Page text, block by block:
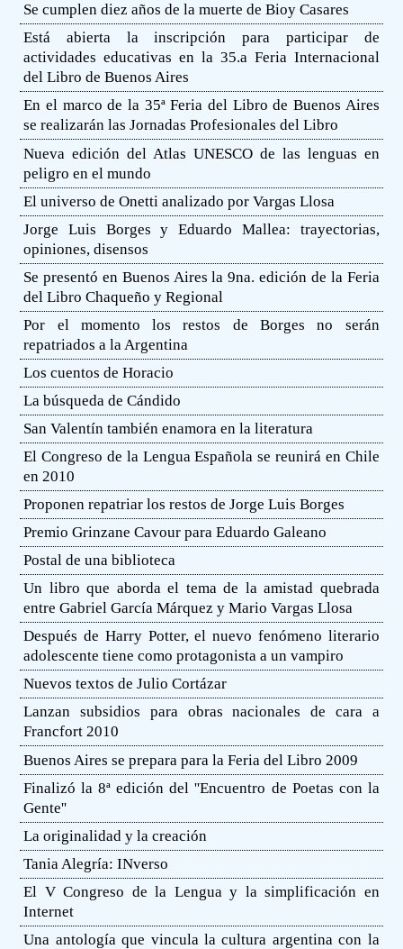
Se cumplen diez años de la muerte de Bioy Casares
Está abierta la inscripción para participar de
actividades educativas en la 35.a Feria Internacional
del Libro de Buenos Aires
En el marco de la 35ª Feria del Libro de Buenos Aires
se realizarán las Jornadas Profesionales del Libro
Nueva edición del Atlas UNESCO de las lenguas en
peligro en el mundo
El universo de Onetti analizado por Vargas Llosa
Jorge Luis Borges y Eduardo Mallea: trayectorias,
opiniones, disensos
Se presentó en Buenos Aires la 9na. edición de la Feria
del Libro Chaqueño y Regional
Por el momento los restos de Borges no serán
repatriados a la Argentina
Los cuentos de Horacio
La búsqueda de Cándido
San Valentín también enamora en la literatura
El Congreso de la Lengua Española se reunirá en Chile
en 2010
Proponen repatriar los restos de Jorge Luis Borges
Premio Grinzane Cavour para Eduardo Galeano
Postal de una biblioteca
Un libro que aborda el tema de la amistad quebrada
entre Gabriel García Márquez y Mario Vargas Llosa
Después de Harry Potter, el nuevo fenómeno literario
adolescente tiene como protagonista a un vampiro
Nuevos textos de Julio Cortázar
Lanzan subsidios para obras nacionales de cara a
Francfort 2010
Buenos Aires se prepara para la Feria del Libro 2009
Finalizó la 8ª edición del ''Encuentro de Poetas con la
Gente''
La originalidad y la creación
Tania Alegría: INverso
El V Congreso de la Lengua y la simplificación en
Internet
Una antología que vincula la cultura argentina con la